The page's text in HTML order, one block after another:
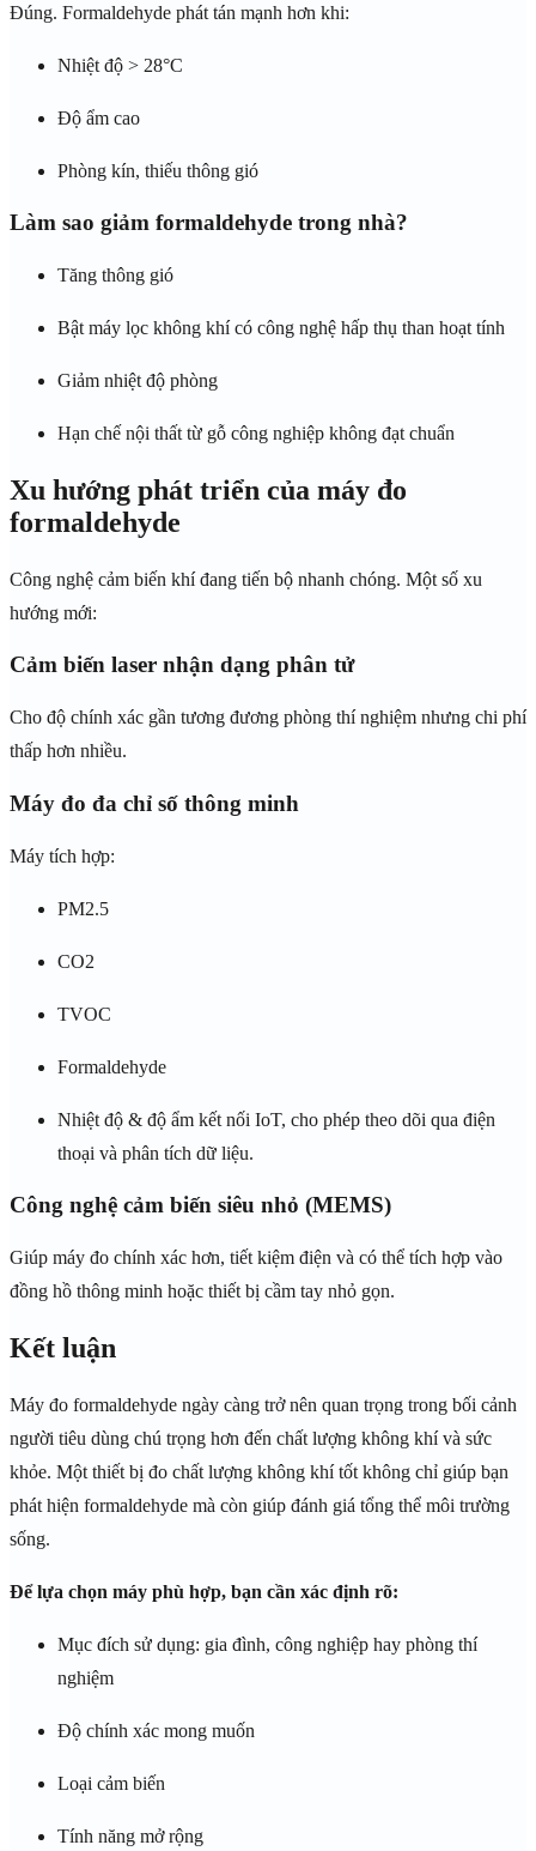
Đúng. Formaldehyde phát tán mạnh hơn khi:
Nhiệt độ > 28°C
Độ ẩm cao
Phòng kín, thiếu thông gió
Làm sao giảm formaldehyde trong nhà?
Tăng thông gió
Bật máy lọc không khí có công nghệ hấp thụ than hoạt tính
Giảm nhiệt độ phòng
Hạn chế nội thất từ gỗ công nghiệp không đạt chuẩn
Xu hướng phát triển của máy đo
formaldehyde
Công nghệ cảm biến khí đang tiến bộ nhanh chóng. Một số xu
hướng mới:
Cảm biến laser nhận dạng phân tử
Cho độ chính xác gần tương đương phòng thí nghiệm nhưng chi phí
thấp hơn nhiều.
Máy đo đa chỉ số thông minh
Máy tích hợp:
PM2.5
CO2
TVOC
Formaldehyde
Nhiệt độ & độ ẩm kết nối IoT, cho phép theo dõi qua điện
thoại và phân tích dữ liệu.
Công nghệ cảm biến siêu nhỏ (MEMS)
Giúp máy đo chính xác hơn, tiết kiệm điện và có thể tích hợp vào
đồng hồ thông minh hoặc thiết bị cầm tay nhỏ gọn.
Kết luận
Máy đo formaldehyde ngày càng trở nên quan trọng trong bối cảnh
người tiêu dùng chú trọng hơn đến chất lượng không khí và sức
khỏe. Một thiết bị đo chất lượng không khí tốt không chỉ giúp bạn
phát hiện formaldehyde mà còn giúp đánh giá tổng thể môi trường
sống.
Để lựa chọn máy phù hợp, bạn cần xác định rõ:
Mục đích sử dụng: gia đình, công nghiệp hay phòng thí
nghiệm
Độ chính xác mong muốn
Loại cảm biến
Tính năng mở rộng